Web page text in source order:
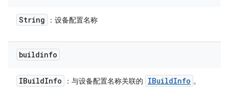
String ：设备配置名称
buildinfo
IBuildInfo ：与设备配置名称关联的 IBuildInfo 。